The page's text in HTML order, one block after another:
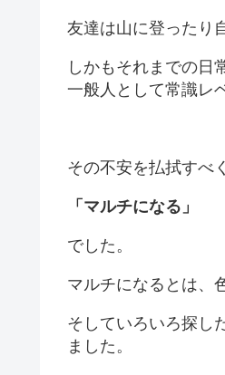
友達は山に登ったり
しかもそれまでの日
一般人として常識レ
その不安を払拭すべ
「マルチになる」
でした。
マルチになるとは、
そしていろいろ探し
ました。